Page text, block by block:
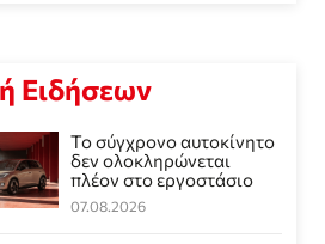
Ειδήσεων
Το σύγχρονο αυτοκίνητο
δεν ολοκληρώνεται
πλέον στο εργοστάσιο
07.08.2026